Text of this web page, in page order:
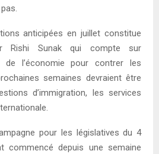
anticipées en juillet constitue
Rishi Sunak qui compte sur
de l’économie pour contrer les
semaines devraient être
d’immigration, les services
pour les législatives du 4
commencé depuis une semaine